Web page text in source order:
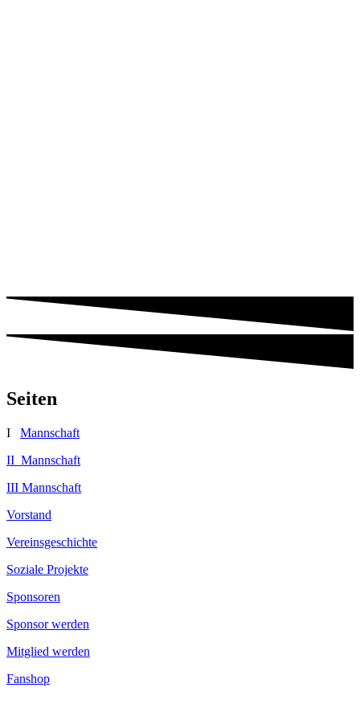
Seiten
I Mannschaft
II Mannschaft
III Mannschaft
Vorstand
Vereinsgeschichte
Soziale Projekte
Sponsoren
Sponsor werden
Mitglied werden
Fanshop